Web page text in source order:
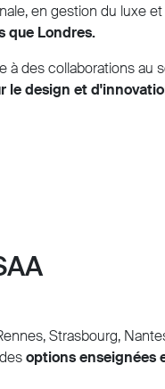
en gestion du luxe
que Londres.
des collaborations au
le design et
Strasbourg,
options enseignées